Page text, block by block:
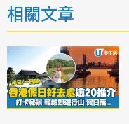
相關文章